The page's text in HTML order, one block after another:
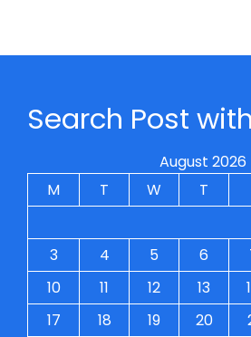
Search Post
August 2026
M
T W T
3
4 5 6
10
11 12 13
17
18 19 20